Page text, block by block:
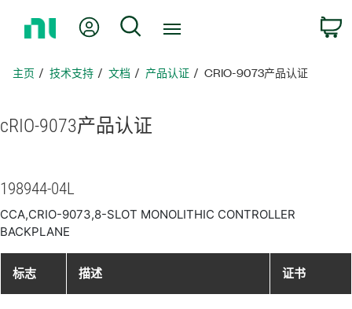
页
我的账户 搜索
主页 技术支持 文档 产品认证 CRIO-9073产品认证
cRIO-9073产品认证
198944-04L
CCA,CRIO-9073,8-SLOT MONOLITHIC CONTROLLER
BACKPLANE
标志 描述 证书